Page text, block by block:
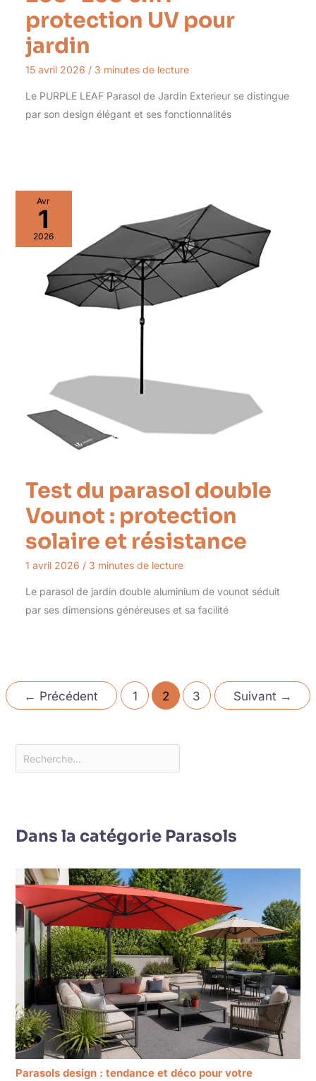
protection UV pour
jardin
15 avril 2026 / 3 minutes de lecture
Le PURPLE LEAF Parasol de Jardin Exterieur se distingue
par son design élégant et ses fonctionnalités
Avr
1
2026
Test du parasol double
Vounot : protection
solaire et résistance
1 avril 2026 / 3 minutes de lecture
Le parasol de jardin double aluminium de vounot séduit
par ses dimensions généreuses et sa facilité
← Précédent 1 2 3 Suivant →
Dans la catégorie Parasols
Parasols design : tendance et déco pour votre